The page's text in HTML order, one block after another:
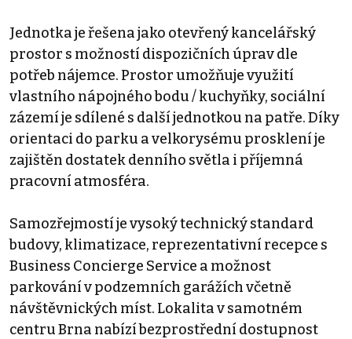
Jednotka je řešena jako otevřený kancelářský
prostor s možností dispozičních úprav dle
potřeb nájemce. Prostor umožňuje využití
vlastního nápojného bodu / kuchyňky, sociální
zázemí je sdílené s další jednotkou na patře. Díky
orientaci do parku a velkorysému prosklení je
zajištěn dostatek denního světla i příjemná
pracovní atmosféra.
Samozřejmostí je vysoký technický standard
budovy, klimatizace, reprezentativní recepce s
Business Concierge Service a možnost
parkování v podzemních garážích včetně
návštěvnických míst. Lokalita v samotném
centru Brna nabízí bezprostřední dostupnost